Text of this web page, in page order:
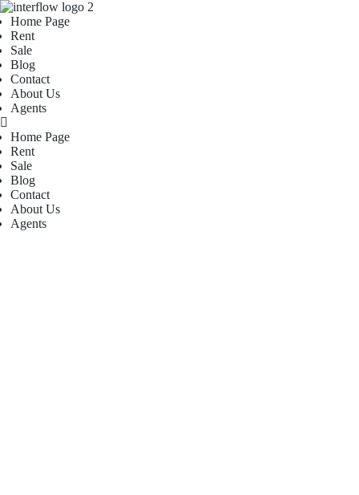
Home Page
Rent
Sale
Blog
Contact
About Us
Agents
Home Page
Rent
Sale
Blog
Contact
About Us
Agents